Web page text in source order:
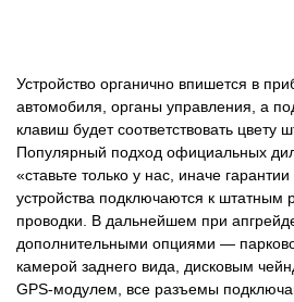
Устройство органично впишется в
автомобиля, органы управления, а
клавиш будет соответствовать цвету
Популярный подход официальных
«ставьте только у нас, иначе
устройства подключаются к штатным
проводки. В дальнейшем при
дополнительными опциями —
камерой заднего вида, дисковым
GPS-модулем, все разъемы